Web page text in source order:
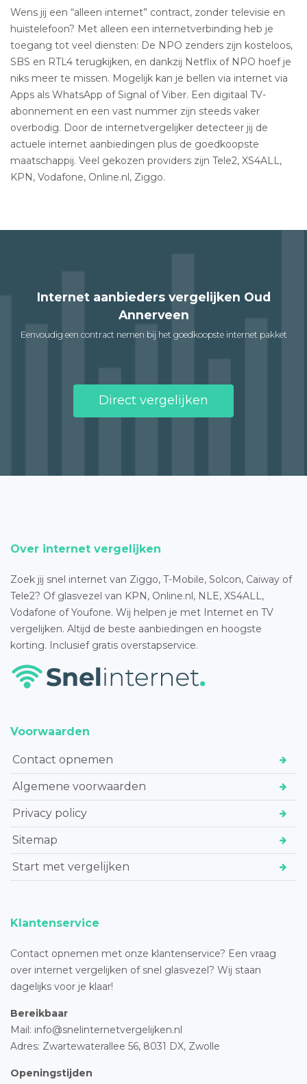
Wens jij een “alleen internet” contract, zonder televisie en
huistelefoon? Met alleen een internetverbinding heb je
toegang tot veel diensten: De NPO zenders zijn kosteloos,
SBS en RTL4 terugkijken, en dankzij Netflix of NPO hoef je
niks meer te missen. Mogelijk kan je bellen via internet via
Apps als WhatsApp of Signal of Viber. Een digitaal TV-
abonnement en een vast nummer zijn steeds vaker
overbodig. Door de internetvergelijker detecteer jij de
actuele internet aanbiedingen plus de goedkoopste
maatschappij. Veel gekozen providers zijn Tele2, XS4ALL,
KPN, Vodafone, Online.nl, Ziggo.
Internet aanbieders vergelijken Oud
Annerveen
Eenvoudig een contract nemen bij het goedkoopste internet pakket
Direct vergelijken
Over internet vergelijken
Zoek jij snel internet van Ziggo, T-Mobile, Solcon, Caiway of
Tele2? Of glasvezel van KPN, Online.nl, NLE, XS4ALL,
Vodafone of Youfone. Wij helpen je met Internet en TV
vergelijken. Altijd de beste aanbiedingen en hoogste
korting. Inclusief gratis overstapservice.
Voorwaarden
Contact opnemen
Algemene voorwaarden
Privacy policy
Sitemap
Start met vergelijken
Klantenservice
Contact opnemen met onze klantenservice? Een vraag
over internet vergelijken of snel glasvezel? Wij staan
dagelijks voor je klaar!
Bereikbaar
Mail: info@snelinternetvergelijken.nl
Adres: Zwartewaterallee 56, 8031 DX, Zwolle
Openingstijden